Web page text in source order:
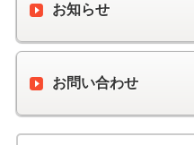
お知らせ
お問い合わせ